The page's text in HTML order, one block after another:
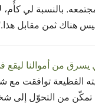
بالنسبة لي
هناك ثمن مقابل
يسرق من أموالنا
الفظيعة توافقت مع
تمكّن من التحوّل إلى